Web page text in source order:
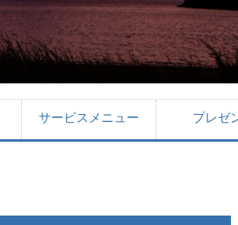
サービスメニュー プレゼ